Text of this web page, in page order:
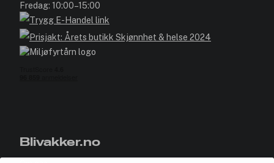
Fredag: 10:00–15:00
Blivakker.no